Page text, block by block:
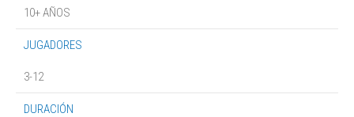
10+ AÑOS
JUGADORES
3-12
DURACIÓN